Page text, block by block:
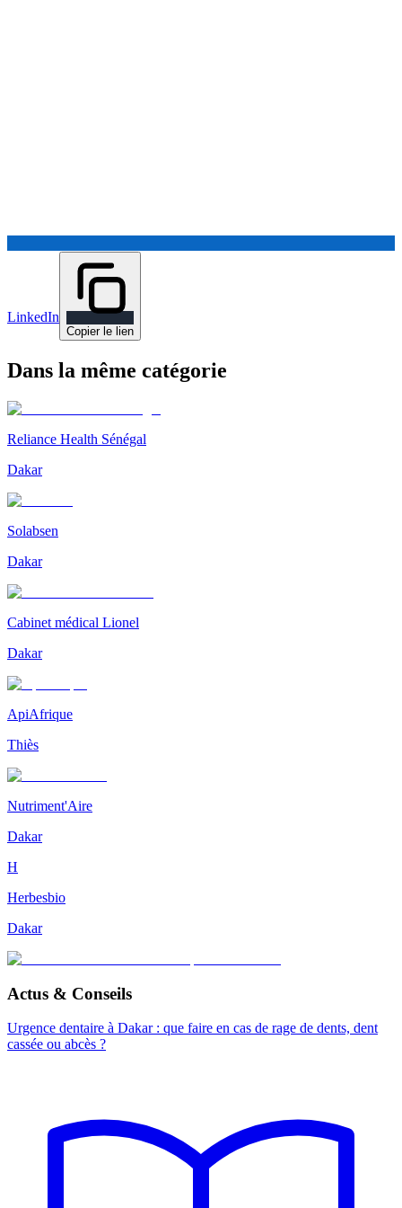
LinkedIn
Copier le lien
Dans la même catégorie
Reliance Health Sénégal
Dakar
Solabsen
Dakar
Cabinet médical Lionel
Dakar
ApiAfrique
Thiès
Nutriment'Aire
Dakar
H
Herbesbio
Dakar
Actus & Conseils
Urgence dentaire à Dakar : que faire en cas de rage de dents, dent
cassée ou abcès ?